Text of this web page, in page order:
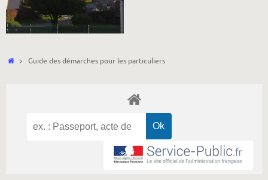
Accueil
Guide des démarches pour les particuliers